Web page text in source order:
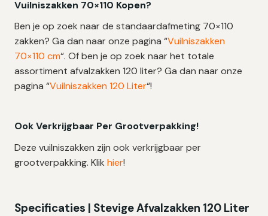
Vuilniszakken 70×110 Kopen?
Ben je op zoek naar de standaardafmeting 70×110
zakken? Ga dan naar onze pagina “Vuilniszakken
70×110 cm“. Of ben je op zoek naar het totale
assortiment afvalzakken 120 liter? Ga dan naar onze
pagina “Vuilniszakken 120 Liter“!
Ook Verkrijgbaar Per Grootverpakking!
Deze vuilniszakken zijn ook verkrijgbaar per
grootverpakking. Klik hier!
Specificaties | Stevige Afvalzakken 120 Liter